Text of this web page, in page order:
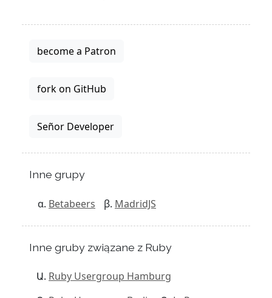
become a Patron
fork on GitHub
Señor Developer
Inne grupy
Betabeers MadridJS
Inne gruby związane z Ruby
Ruby Usergroup Hamburg